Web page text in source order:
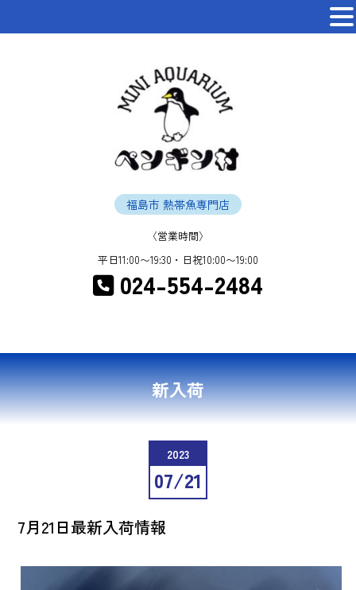
福島市 熱帯魚専門店
〈営業時間〉
平日11:00〜19:30・日祝10:00〜19:00
024-554-2484
新入荷
2023
07/21
7月21日最新入荷情報